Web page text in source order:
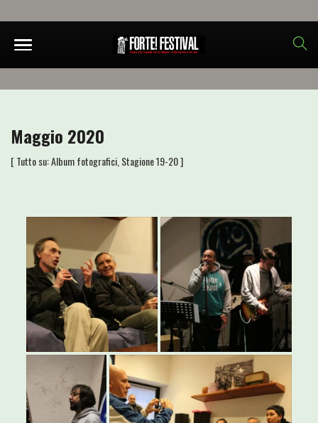
Maggio 2020
[ Tutto su:Album fotografici Stagione 19-20]